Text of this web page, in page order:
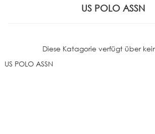
US POLO ASSN
Diese Katagorie verfügt über
US POLO ASSN